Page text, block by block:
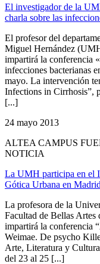
El investigador de la
charla sobre las
El profesor del
Miguel Hernández
impartirá la conferencia
infecciones bacterianas
mayo. La intervención
Infections in Cirrhosis”,
[...]
24 mayo 2013
ALTEA CAMPUS
NOTICIA
La UMH participa en el
Gótica Urbana en Madrid
La profesora de la
Facultad de Bellas Artes
impartirá la conferencia
Weimae. De psycho
Arte, Literatura y
del 23 al 25 [...]